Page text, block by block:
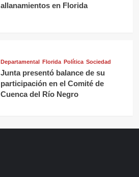
allanamientos en Florida
Departamental Florida Política Sociedad
Junta presentó balance de su
participación en el Comité de
Cuenca del Río Negro